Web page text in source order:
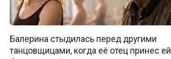
Балерина стыдилась перед другими
танцовщицами, когда её отец принес ей